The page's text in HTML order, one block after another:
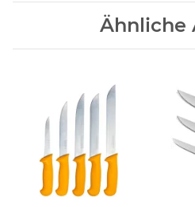
Ähnliche